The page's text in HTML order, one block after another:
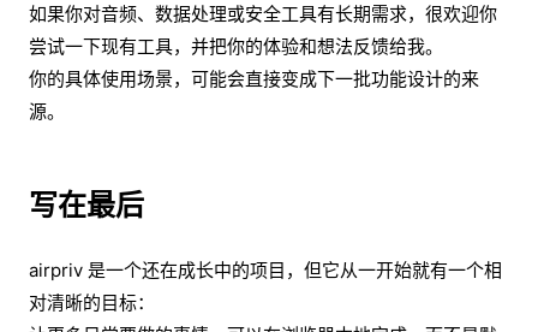
如果你对音频、数据处理或安全工具有长期需求，很欢迎你
尝试一下现有工具，并把你的体验和想法反馈给我。
你的具体使用场景，可能会直接变成下一批功能设计的来
源。
写在最后
airpriv 是一个还在成长中的项目，但它从一开始就有一个相
对清晰的目标：